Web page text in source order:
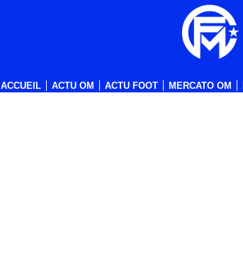
ACCUEIL ACTU OM ACTU FOOT MERCATO OM